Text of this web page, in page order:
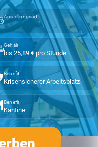
Anstellungsart
-
Gehalt
bis 25,89 € pro Stunde
Benefit
Krisensicherer Arbeitsplatz
Benefit
Kantine